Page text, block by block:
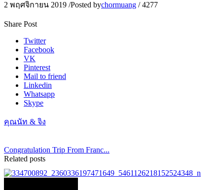
2 พฤศจิกายน 2019 /Posted bychormuang / 4277
Share Post
Twitter
Facebook
VK
Pinterest
Mail to friend
Linkedin
Whatsapp
Skype
คุณนัท & จิง
Congratulation Trip From Franc...
Related posts